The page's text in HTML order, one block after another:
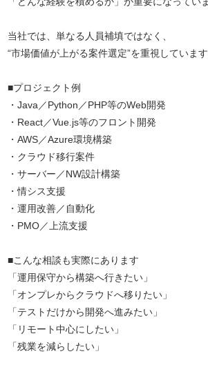
当社では、単なる人員補填ではなく、
“市場価値が上がる案件選定”を重視しています
■プロジェクト例
・Java／Python／PHP等のWeb開発
・React／Vue.js等のフロント開発
・AWS／Azure環境構築
・クラウド移行案件
・サーバー／NW設計構築
・情シス支援
・運用改善／自動化
・PMO／上流支援
■こんな相談も実際にあります
「運用保守から構築へ行きたい」
「オンプレからクラウドへ移りたい」
「テストだけから開発へ進みたい」
「リモート中心にしたい」
「残業を減らしたい」